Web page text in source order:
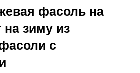
фасоль на
зиму из
с